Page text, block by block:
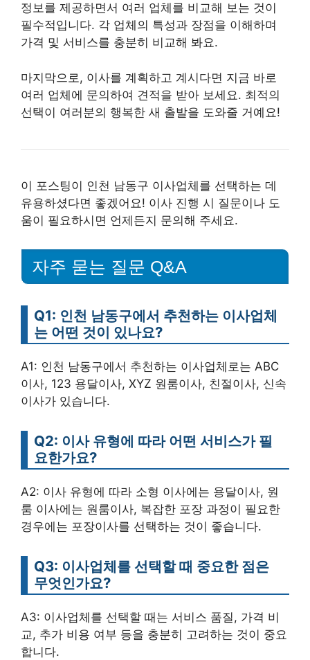
정보를 제공하면서 여러 업체를 비교해 보는 것이
필수적입니다. 각 업체의 특성과 장점을 이해하며
가격 및 서비스를 충분히 비교해 봐요.
마지막으로, 이사를 계획하고 계시다면 지금 바로
여러 업체에 문의하여 견적을 받아 보세요. 최적의
선택이 여러분의 행복한 새 출발을 도와줄 거예요!
이 포스팅이 인천 남동구 이사업체를 선택하는 데
유용하셨다면 좋겠어요! 이사 진행 시 질문이나 도
움이 필요하시면 언제든지 문의해 주세요.
자주 묻는 질문 Q&A
Q1: 인천 남동구에서 추천하는 이사업체
는 어떤 것이 있나요?
A1: 인천 남동구에서 추천하는 이사업체로는 ABC
이사, 123 용달이사, XYZ 원룸이사, 친절이사, 신속
이사가 있습니다.
Q2: 이사 유형에 따라 어떤 서비스가 필
요한가요?
A2: 이사 유형에 따라 소형 이사에는 용달이사, 원
룸 이사에는 원룸이사, 복잡한 포장 과정이 필요한
경우에는 포장이사를 선택하는 것이 좋습니다.
Q3: 이사업체를 선택할 때 중요한 점은
무엇인가요?
A3: 이사업체를 선택할 때는 서비스 품질, 가격 비
교, 추가 비용 여부 등을 충분히 고려하는 것이 중요
합니다.